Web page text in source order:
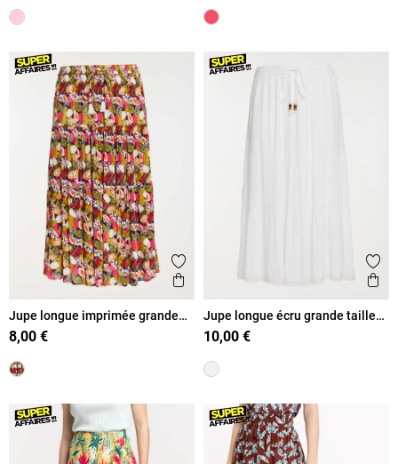
Ajouter aux favoris
Aperçu rapide
Jupe longue imprimée grande
taille femme
8,00 €
Jupe longue écru grande taille
femme
10,00 €